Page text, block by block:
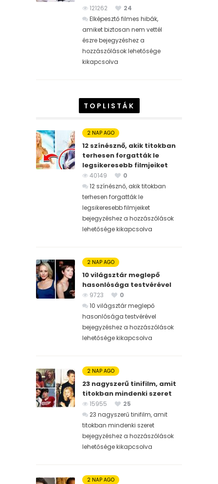
121262
24
Elképesztő filmes hibák,
amiket biztosan nem vettél
észre bejegyzéshez a
hozzászólások lehetősége
kikapcsolva
TOPLISTÁK
2 NAP AGO
12 színésznő, akik titokban
terhesen forgatták le
legsikeresebb filmjeiket
40149
0
12 színésznő, akik titokban
terhesen forgatták le
legsikeresebb filmjeiket
bejegyzéshez a hozzászólások
lehetősége kikapcsolva
2 NAP AGO
10 világsztár meglepő
hasonlósága testvérével
9723
0
10 világsztár meglepő
hasonlósága testvérével
bejegyzéshez a hozzászólások
lehetősége kikapcsolva
2 NAP AGO
23 nagyszerű tinifilm, amit
titokban mindenki szeret
15955
25
23 nagyszerű tinifilm, amit
titokban mindenki szeret
bejegyzéshez a hozzászólások
lehetősége kikapcsolva
2 NAP AGO